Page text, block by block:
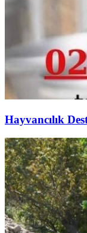
Hayvancılık